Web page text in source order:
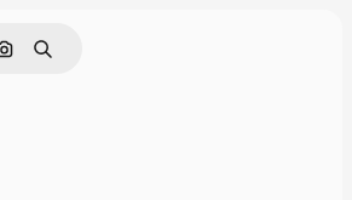
Pesquisar por imagem
Buscar